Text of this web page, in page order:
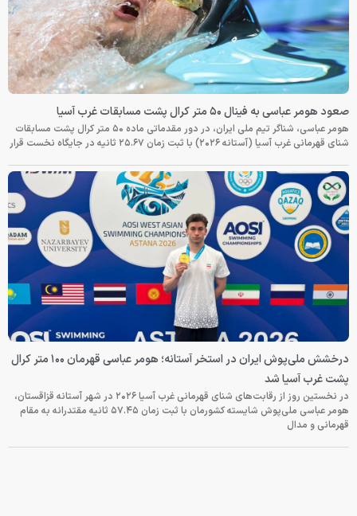
صعود هومر عباسی به فینال ۵۰ متر کرال پشت مسابقات غرب آسیا
هومر عباسی، شناگر تیم ملی ایران، در دور مقدماتی ماده ۵۰ متر کرال پشت مسابقات
شنای قهرمانی غرب آسیا (آستانه ۲۰۲۶) با ثبت زمان ۲۵.۶۷ ثانیه در جایگاه نخست قرار
درخشش ملی‌پوش ایران در استخر آستانه؛ هومر عباسی قهرمان ۱۰۰ متر کرال
پشت غرب آسیا شد
در نخستین روز از رقابت‌های شنای قهرمانی غرب آسیا ۲۰۲۶ در شهر آستانه قزاقستان،
هومر عباسی ملی‌پوش شایسته کشورمان با ثبت زمان ۵۷.۴۵ ثانیه مقتدرانه به مقام
قهرمانی و مدال